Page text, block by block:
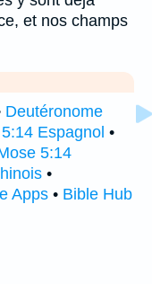
et nos champs
Deutéronome
Espagnol •
5:14
•
Apps • Bible Hub